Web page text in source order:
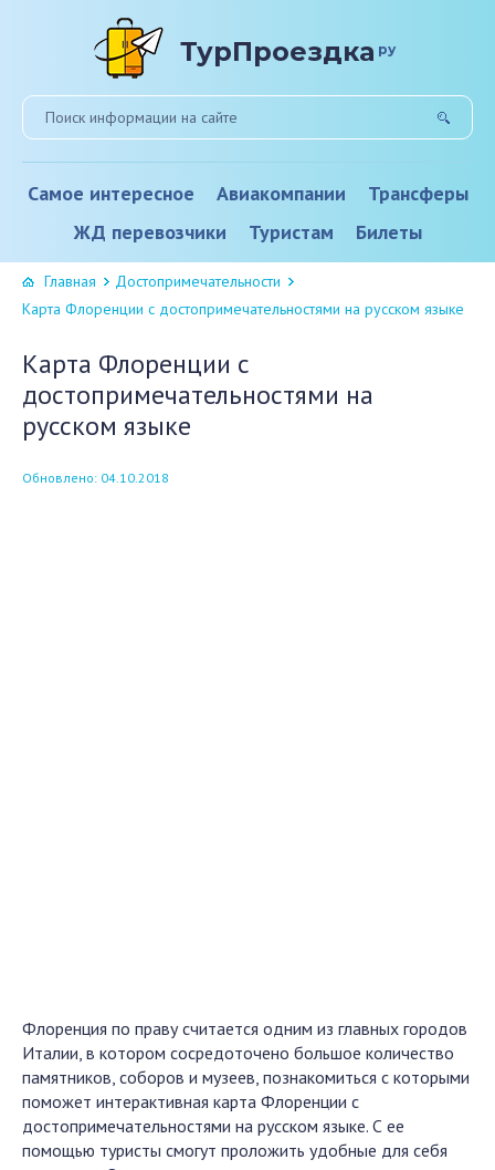
ТурПроездка ру
Самое интересное Авиакомпании
Трансферы
ЖД перевозчики
Туристам Билеты
Главная
Достопримечательности
Карта Флоренции с достопримечательностями на русском языке
Карта Флоренции с
достопримечательностями на
русском языке
Обновлено: 04.10.2018
Флоренция по праву считается одним из главных городов
Италии, в котором сосредоточено большое количество
памятников, соборов и музеев, познакомиться с которыми
поможет интерактивная карта Флоренции с
достопримечательностями на русском языке. С ее
помощью туристы смогут проложить удобные для себя